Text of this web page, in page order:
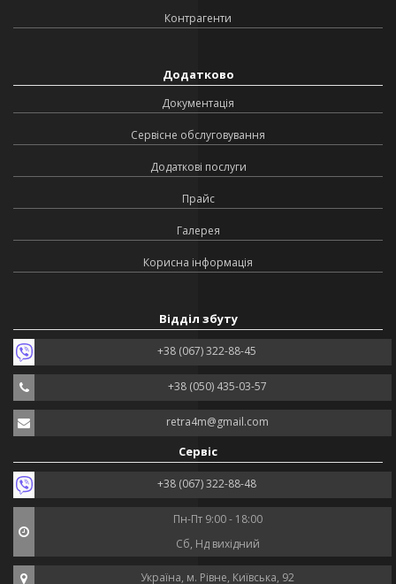
Контрагенти
Додатково
Документація
Сервісне обслуговування
Додаткові послуги
Прайс
Галерея
Корисна інформація
Відділ збуту
+38 (067) 322-88-45
+38 (050) 435-03-57
retra4m@gmail.com
Сервіс
+38 (067) 322-88-48
Пн-Пт 9:00 - 18:00
Сб, Нд вихідний
Україна, м. Рівне, Київська, 92